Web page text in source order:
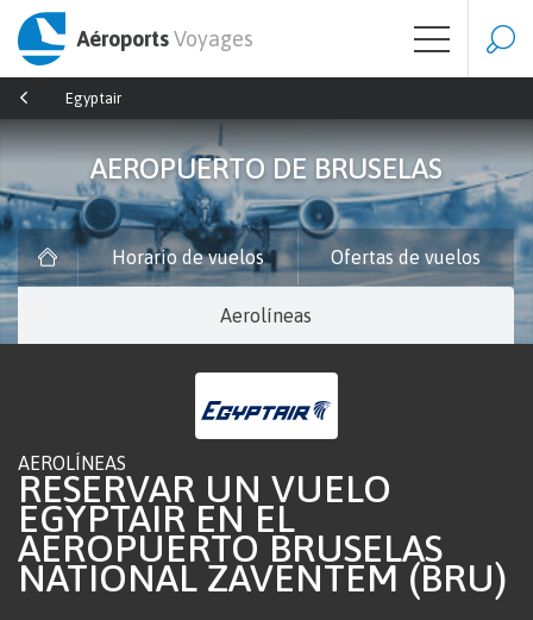
AéroportsVoyages
Egyptair
AEROPUERTO DE BRUSELAS
Horario de vuelos Ofertas de vuelos
Aerolíneas
AEROLÍNEAS
RESERVAR UN VUELO
EGYPTAIR EN EL
AEROPUERTO BRUSELAS
NATIONAL ZAVENTEM (BRU)